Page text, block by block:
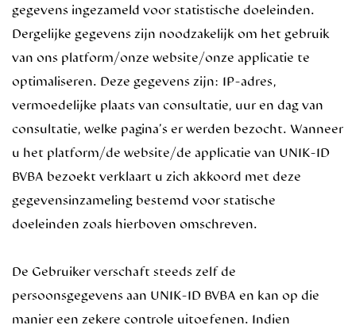
gegevens ingezameld voor statistische doeleinden.
Dergelijke gegevens zijn noodzakelijk om het gebruik
van ons platform/onze website/onze applicatie te
optimaliseren. Deze gegevens zijn: IP-adres,
vermoedelijke plaats van consultatie, uur en dag van
consultatie, welke pagina’s er werden bezocht. Wanneer
u het platform/de website/de applicatie van UNIK-ID
BVBA bezoekt verklaart u zich akkoord met deze
gegevensinzameling bestemd voor statische
doeleinden zoals hierboven omschreven.
De Gebruiker verschaft steeds zelf de
persoonsgegevens aan UNIK-ID BVBA en kan op die
manier een zekere controle uitoefenen. Indien